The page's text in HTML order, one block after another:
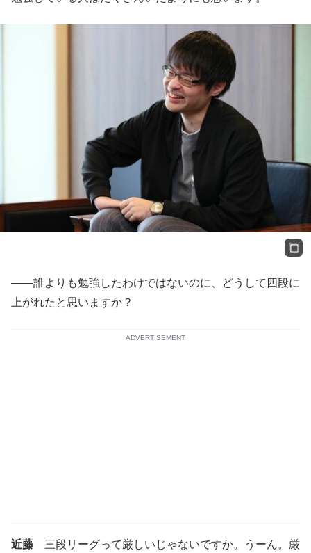
――誰よりも勉強したわけではないのに、どうして四段に
上がれたと思いますか？
ADVERTISEMENT
近藤 三段リーグって厳しいじゃないですか。うーん。厳